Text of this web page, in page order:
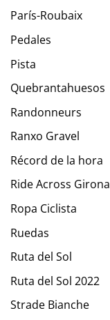
París-Roubaix
Pedales
Pista
Quebrantahuesos
Randonneurs
Ranxo Gravel
Récord de la hora
Ride Across Girona
Ropa Ciclista
Ruedas
Ruta del Sol
Ruta del Sol 2022
Strade Bianche